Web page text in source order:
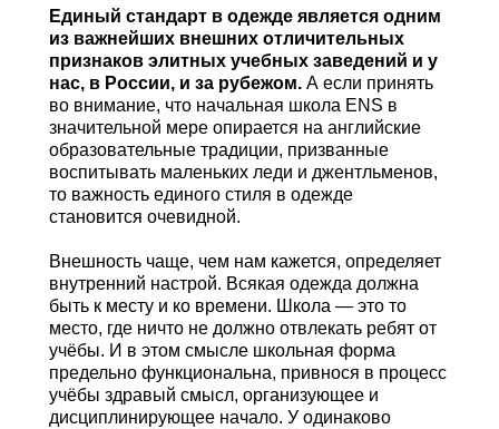
Единый стандарт в одежде является одним
из важнейших внешних отличительных
признаков элитных учебных заведений и у
нас, в России, и за рубежом. А если принять
во внимание, что начальная школа ENS в
значительной мере опирается на английские
образовательные традиции, призванные
воспитывать маленьких леди и джентльменов,
то важность единого стиля в одежде
становится очевидной.
Внешность чаще, чем нам кажется, определяет
внутренний настрой. Всякая одежда должна
быть к месту и ко времени. Школа — это то
место, где ничто не должно отвлекать ребят от
учёбы. И в этом смысле школьная форма
предельно функциональна, привнося в процесс
учёбы здравый смысл, организующее и
дисциплинирующее начало. У одинаково